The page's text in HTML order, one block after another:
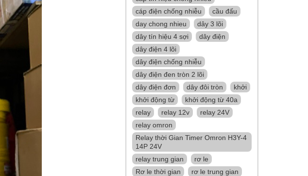
cáp điện chống nhiễu
cầu đấu
day chong nhieu
dây 3 lõi
dây tín hiệu 4 sợi
dây điện
dây điện 4 lõi
dây điện chống nhiễu
dây điện đen tròn 2 lõi
dây điện đơn
dây đôi tròn
khởi
khởi động từ
khởi động từ 40a
relay
relay 12v
relay 24V
relay omron
Relay thời Gian Timer Omron H3Y-4
14P 24V
relay trung gian
rơ le
Rơ le thời gian
rơ le trung gian